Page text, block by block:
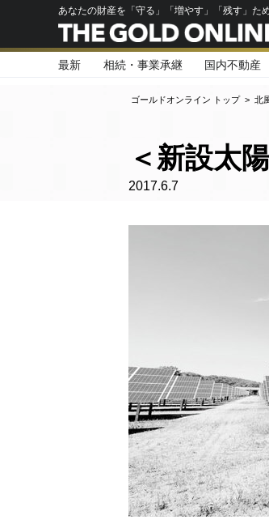
あなたの財産を「守る」「増やす」「残す」た
最新 相続・事業承継 国内不動産
ゴールドオンライン トップ > 北
＜新設太
2017.6.7